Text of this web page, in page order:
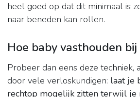
heel goed op dat dit minimaal is
naar beneden kan rollen.
Hoe baby vasthouden
Probeer dan eens deze techniek,
door vele verloskundigen: laat je
rechtop mogelijk zitten terwijl je